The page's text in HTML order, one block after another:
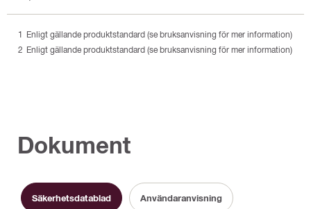
Enligt gällande produktstandard (se bruksanvisning för mer information)
Enligt gällande produktstandard (se bruksanvisning för mer information)
Dokument
Säkerhetsdatablad Användaranvisning